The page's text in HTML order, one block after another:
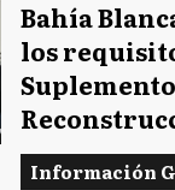
Bahía
los
Información